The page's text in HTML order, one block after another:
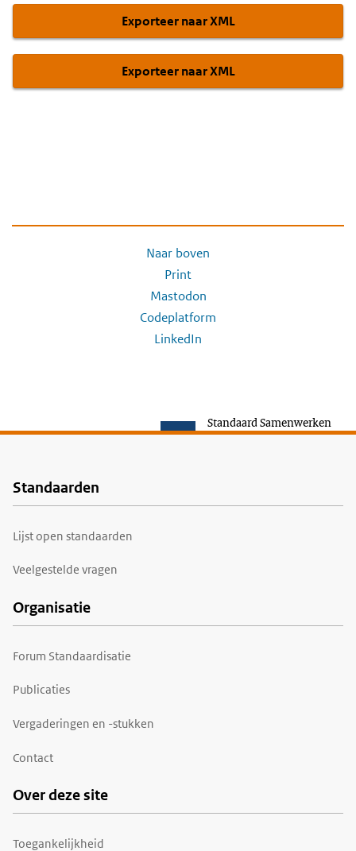
Exporteer naar XML
Exporteer naar XML
Naar boven
Print
Mastodon
Codeplatform
LinkedIn
Standaard Samenwerken
Voet
Standaarden
Lijst open standaarden
Veelgestelde vragen
Organisatie
Forum Standaardisatie
Publicaties
Vergaderingen en -stukken
Contact
Over deze site
Toegankelijkheid